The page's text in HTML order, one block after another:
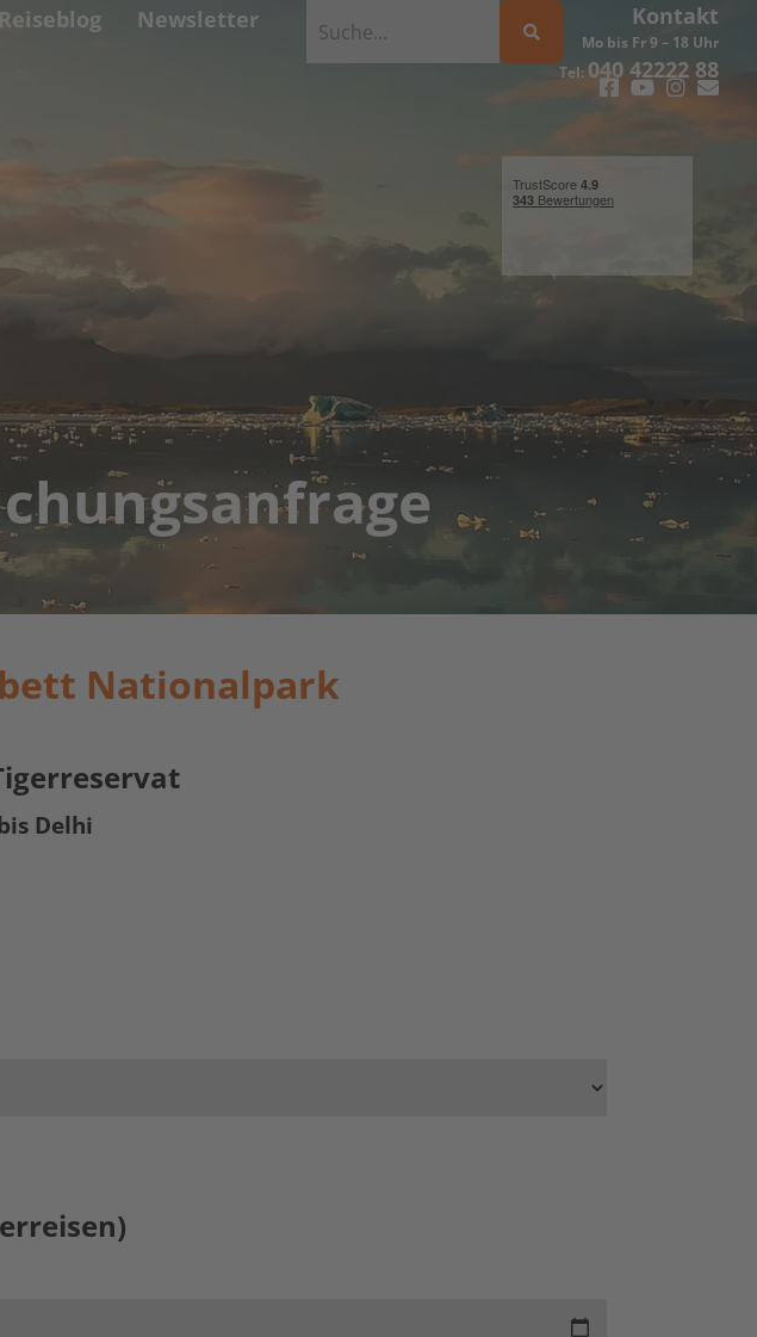
Reiseblog Newsletter
Tel:040 42222 88
Mo bis Fr 9 – 18 Uhr
Kontakt
Nationalpark
Delhi